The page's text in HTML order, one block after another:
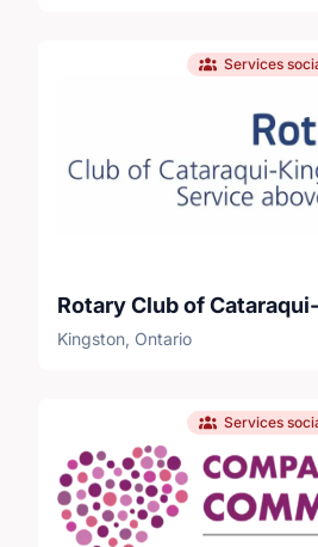
Services
Rotary Club of
Kingston, Ontario
Services